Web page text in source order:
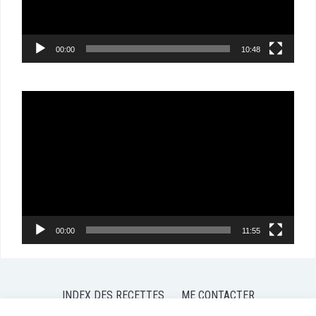
00:00 10:48
00:00 11:55
INDEX DES RECETTES
ME CONTACTER